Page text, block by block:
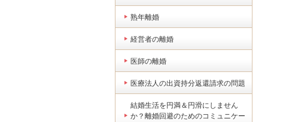
熟年離婚
経営者の離婚
医師の離婚
医療法人の出資持分返還請求の問題
結婚生活を円満＆円滑にしません
か？離婚回避のためのコミュニケー